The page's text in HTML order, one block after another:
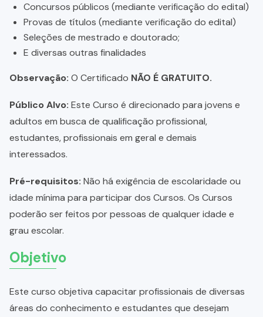
Concursos públicos (mediante verificação do edital)
Provas de títulos (mediante verificação do edital)
Seleções de mestrado e doutorado;
E diversas outras finalidades
Observação: O Certificado NÃO É GRATUITO.
Público Alvo: Este Curso é direcionado para jovens e
adultos em busca de qualificação profissional,
estudantes, profissionais em geral e demais
interessados.
Pré-requisitos: Não há exigência de escolaridade ou
idade mínima para participar dos Cursos. Os Cursos
poderão ser feitos por pessoas de qualquer idade e
grau escolar.
Objetivo
Este curso objetiva capacitar profissionais de diversas
áreas do conhecimento e estudantes que desejam